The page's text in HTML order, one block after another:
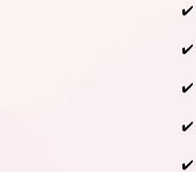
✔
✔
✔
✔
✔